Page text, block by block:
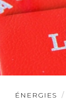
ÉNERGIES
Lire